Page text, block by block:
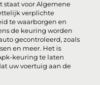
staat voor Algemene
verplichte
te waarborgen en
de keuring worden
gecontroleerd, zoals
en meer. Het is
keuring te laten
uw voertuig aan de